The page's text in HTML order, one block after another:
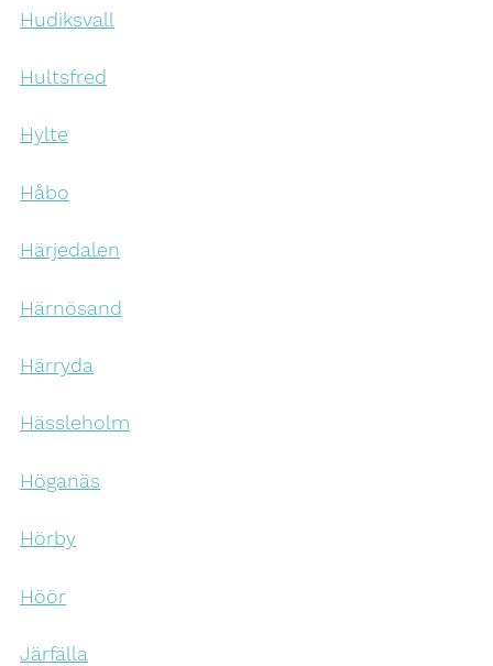
Hudiksvall
Hultsfred
Hylte
Håbo
Härjedalen
Härnösand
Härryda
Hässleholm
Höganäs
Hörby
Höör
Järfälla